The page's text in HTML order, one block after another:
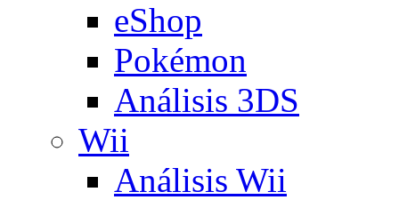
eShop
Pokémon
Análisis 3DS
Wii
Análisis Wii